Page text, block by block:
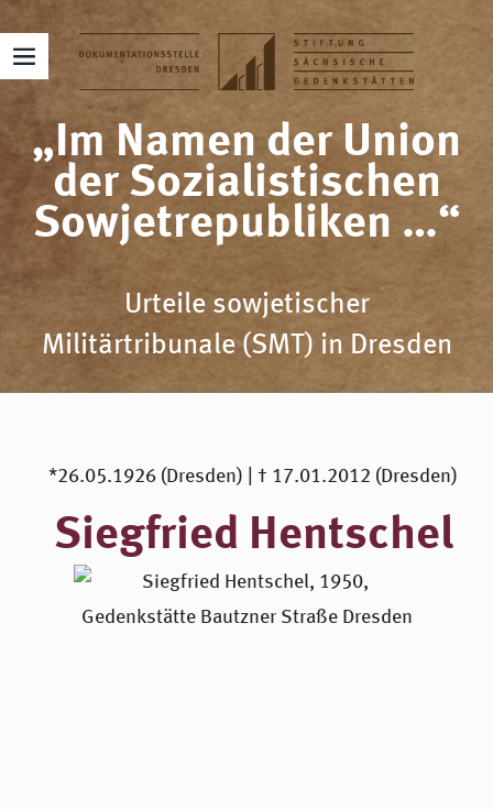
„Im Namen der Union
der Sozialistischen
Sowjetrepubliken …“
Urteile sowjetischer
Militärtribunale (SMT) in Dresden
*26.05.1926 (Dresden) | † 17.01.2012 (Dresden)
Siegfried Hentschel